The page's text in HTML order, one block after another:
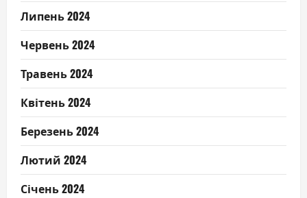
Липень 2024
Червень 2024
Травень 2024
Квітень 2024
Березень 2024
Лютий 2024
Січень 2024